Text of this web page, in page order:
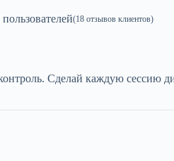
пользователей(18отзывов клиентов)
Сделай каждую сессию